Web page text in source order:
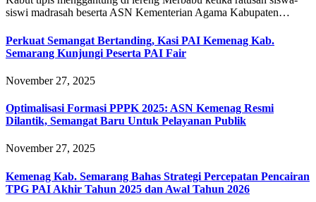
siswi madrasah beserta ASN Kementerian Agama Kabupaten…
Perkuat Semangat Bertanding, Kasi PAI Kemenag Kab.
Semarang Kunjungi Peserta PAI Fair
November 27, 2025
Optimalisasi Formasi PPPK 2025: ASN Kemenag Resmi
Dilantik, Semangat Baru Untuk Pelayanan Publik
November 27, 2025
Kemenag Kab. Semarang Bahas Strategi Percepatan Pencairan
TPG PAI Akhir Tahun 2025 dan Awal Tahun 2026